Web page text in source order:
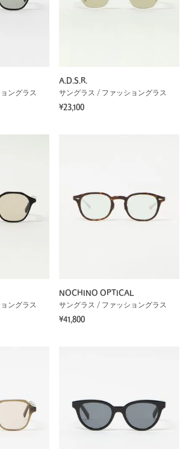
ングラス
A.D.S.R.
サングラス / ファッショングラス
¥23,100
ングラス
NOCHINO OPTICAL
サングラス / ファッショングラス
¥41,800